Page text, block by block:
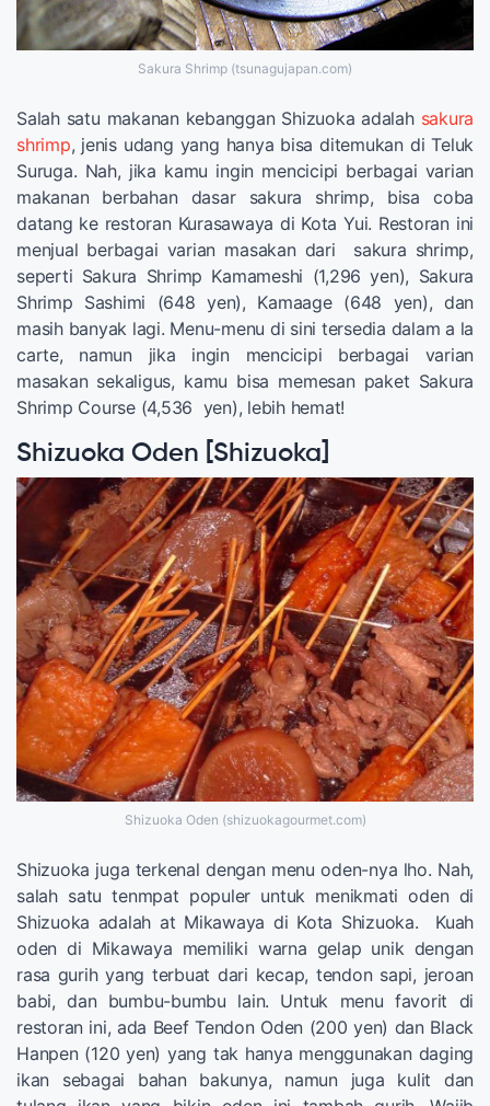
Sakura Shrimp (tsunagujapan.com)
Salah satu makanan kebanggan Shizuoka adalah sakura
shrimp, jenis udang yang hanya bisa ditemukan di Teluk
Suruga. Nah, jika kamu ingin mencicipi berbagai varian
makanan berbahan dasar sakura shrimp, bisa coba
datang ke restoran Kurasawaya di Kota Yui. Restoran ini
menjual berbagai varian masakan dari sakura shrimp,
seperti Sakura Shrimp Kamameshi (1,296 yen), Sakura
Shrimp Sashimi (648 yen), Kamaage (648 yen), dan
masih banyak lagi. Menu-menu di sini tersedia dalam a la
carte, namun jika ingin mencicipi berbagai varian
masakan sekaligus, kamu bisa memesan paket Sakura
Shrimp Course (4,536 yen), lebih hemat!
Shizuoka Oden [Shizuoka]
Shizuoka Oden (shizuokagourmet.com)
Shizuoka juga terkenal dengan menu oden-nya lho. Nah,
salah satu tenmpat populer untuk menikmati oden di
Shizuoka adalah at Mikawaya di Kota Shizuoka. Kuah
oden di Mikawaya memiliki warna gelap unik dengan
rasa gurih yang terbuat dari kecap, tendon sapi, jeroan
babi, dan bumbu-bumbu lain. Untuk menu favorit di
restoran ini, ada Beef Tendon Oden (200 yen) dan Black
Hanpen (120 yen) yang tak hanya menggunakan daging
ikan sebagai bahan bakunya, namun juga kulit dan